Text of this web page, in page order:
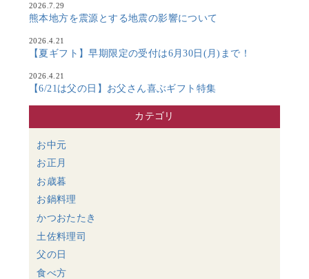
2026.7.29
熊本地方を震源とする地震の影響について
2026.4.21
【夏ギフト】早期限定の受付は6月30日(月)まで！
2026.4.21
【6/21は父の日】お父さん喜ぶギフト特集
カテゴリ
お中元
お正月
お歳暮
お鍋料理
かつおたたき
土佐料理司
父の日
食べ方